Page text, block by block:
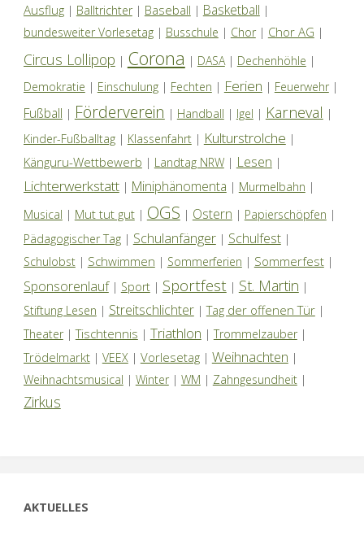
Ausflug| Balltrichter| Baseball | Basketball |
bundesweiter Vorlesetag| Busschule | Chor| Chor AG |
Circus Lollipop | Corona | DASA| Dechenhöhle |
Demokratie | Einschulung| Fechten | Ferien | Feuerwehr|
Fußball | Förderverein | Handball | Igel | Karneval |
Kinder-Fußballtag| Klassenfahrt| Kulturstrolche |
Känguru-Wettbewerb | Landtag NRW| Lesen |
Lichterwerkstatt| Miniphänomenta | Murmelbahn |
Musical | Mut tut gut| OGS | Ostern | Papierschöpfen |
Pädagogischer Tag| Schulanfänger| Schulfest|
Schulobst| Schwimmen | Sommerferien | Sommerfest|
Sponsorenlauf| Sport| Sportfest | St. Martin |
Stiftung Lesen | Streitschlichter|Tag der offenen Tür|
Theater|Tischtennis | Triathlon | Trommelzauber|
Trödelmarkt| VEEX| Vorlesetag| Weihnachten |
Weihnachtsmusical | Winter| WM | Zahngesundheit|
Zirkus
AKTUELLES